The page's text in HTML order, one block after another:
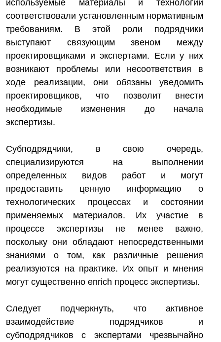
используемые материалы и технологии
соответствовали установленным нормативным
требованиям. В этой роли подрядчики
выступают связующим звеном между
проектировщиками и экспертами. Если у них
возникают проблемы или несоответствия в
ходе реализации, они обязаны уведомить
проектировщиков, что позволит внести
необходимые изменения до начала
экспертизы.
Субподрядчики, в свою очередь,
специализируются на выполнении
определенных видов работ и могут
предоставить ценную информацию о
технологических процессах и состоянии
применяемых материалов. Их участие в
процессе экспертизы не менее важно,
поскольку они обладают непосредственными
знаниями о том, как различные решения
реализуются на практике. Их опыт и мнения
могут существенно enrich процесс экспертизы.
Следует подчеркнуть, что активное
взаимодействие подрядчиков и
субподрядчиков с экспертами чрезвычайно